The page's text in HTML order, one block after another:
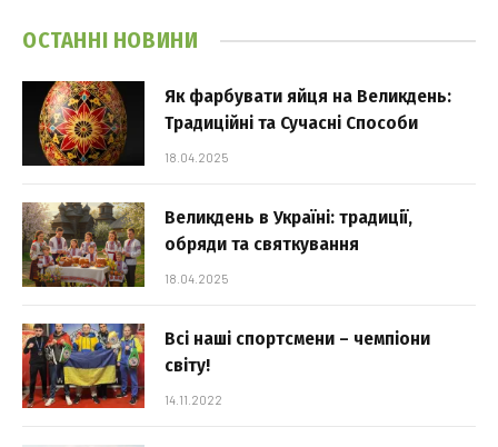
ОСТАННІ НОВИНИ
Як фарбувати яйця на Великдень:
Традиційні та Сучасні Способи
18.04.2025
Великдень в Україні: традиції,
обряди та святкування
18.04.2025
Всі наші спортсмени – чемпіони
світу!
14.11.2022